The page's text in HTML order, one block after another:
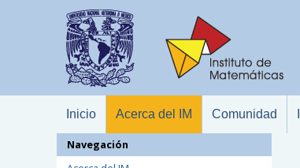
Inicio Acerca del IM Comunidad
Navegación